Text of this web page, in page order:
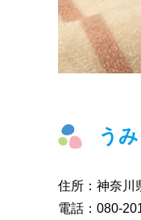
う
住所： 神奈川
電話： 080-